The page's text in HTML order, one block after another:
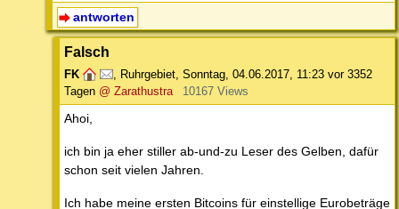
antworten
Falsch
FK , Ruhrgebiet, Sonntag, 04.06.2017, 11:23 vor 3352
Tagen @ Zarathustra 10167 Views
Ahoi,
ich bin ja eher stiller ab-und-zu Leser des Gelben, dafür
schon seit vielen Jahren.
Ich habe meine ersten Bitcoins für einstellige Eurobeträge